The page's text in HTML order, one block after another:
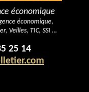
économique
économique,
Veilles, TIC, SSI …
25 14